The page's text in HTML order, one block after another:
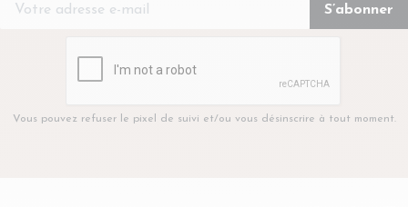
Vous pouvez refuser le pixel de suivi et/ou vous désinscrire à tout moment.